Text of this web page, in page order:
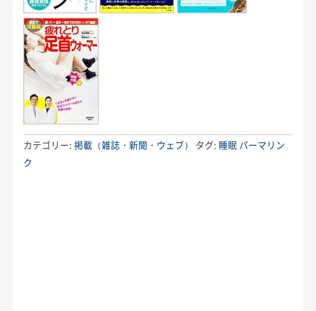
カテゴリー: 掲載（雑誌・新聞・ウェブ） タグ: 睡眠 パーマリン
ク